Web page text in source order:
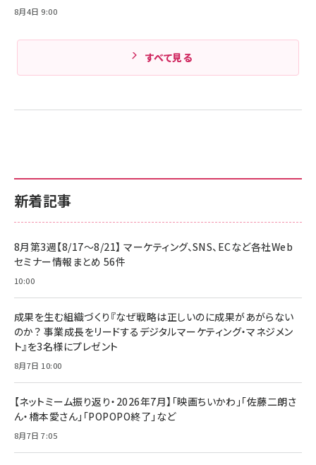
新着記事
8月第3週【8/17～8/21】 マーケティング、SNS、ECなど各社Web
セミナー情報まとめ 56件
10:00
成果を生む組織づくり『なぜ戦略は正しいのに成果があがらない
のか？ 事業成長をリードするデジタルマーケティング・マネジメン
ト』を3名様にプレゼント
8月7日 10:00
【ネットミーム振り返り・2026年7月】「映画ちいかわ」「佐藤二朗さ
ん・橋本愛さん」「POPOPO終了」など
8月7日 7:05
8月4日 9:00
すべて見る